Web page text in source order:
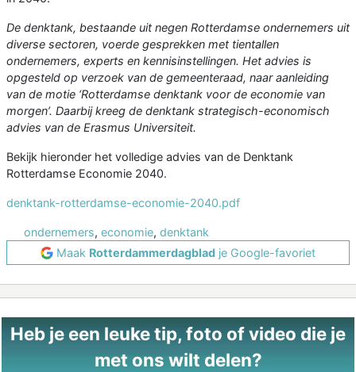
De denktank, bestaande uit negen Rotterdamse ondernemers uit
diverse sectoren, voerde gesprekken met tientallen
ondernemers, experts en kennisinstellingen. Het advies is
opgesteld op verzoek van de gemeenteraad, naar aanleiding
van de motie ‘Rotterdamse denktank voor de economie van
morgen’. Daarbij kreeg de denktank strategisch-economisch
advies van de Erasmus Universiteit.
Bekijk hieronder het volledige advies van de Denktank
Rotterdamse Economie 2040.
denktank-rotterdamse-economie-2040.pdf
ondernemers, economie, denktank
Maak Rotterdammerdagblad je Google-favoriet
Heb je een leuke tip, foto of video die je
met ons wilt delen?